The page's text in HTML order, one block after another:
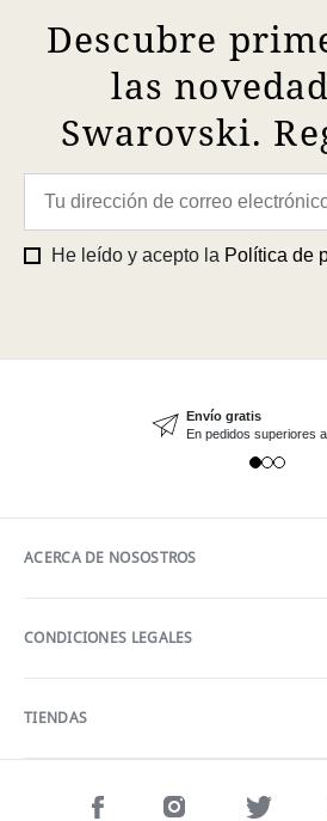
Descubre
las
Swarovski.
He leído y acepto la Política de
Envío gratis
En pedidos superiores
ACERCA DE NOSOSTROS
CONDICIONES LEGALES
TIENDAS